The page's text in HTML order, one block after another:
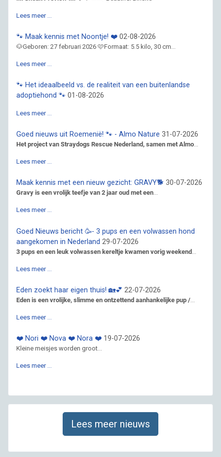
Lees meer …
🐾 Maak kennis met Noontje! ❤️ 02-08-2026
🐶Geboren: 27 februari 2026 🩷Formaat: 5.5 kilo, 30 cm...
Lees meer …
🐾 Het ideaalbeeld vs. de realiteit van een buitenlandse
adoptiehond 🐾 01-08-2026
Lees meer …
Goed nieuws uit Roemenië! 🐾 - Almo Nature 31-07-2026
Het project van Straydogs Rescue Nederland, samen met Almo...
Lees meer …
Maak kennis met een nieuw gezicht: GRAVY🐕 30-07-2026
Gravy is een vrolijk teefje van 2 jaar oud met een...
Lees meer …
Goed Nieuws bericht 🥳- 3 pups en een volwassen hond
aangekomen in Nederland 29-07-2026
3 pups en een leuk volwassen kereltje kwamen vorig weekend
Lees meer …
Eden zoekt haar eigen thuis! 🏡💕 22-07-2026
Eden is een vrolijke, slimme en ontzettend aanhankelijke pup /
Lees meer …
❤️ Nori ❤️ Nova ❤️ Nora ❤️ 19-07-2026
Kleine meisjes worden groot...
Lees meer …
Lees meer nieuws